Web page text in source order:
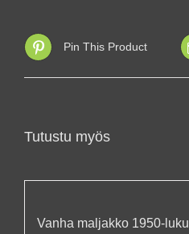
Pin This Product
Tutustu myös
Vanha maljakko 1950-luku